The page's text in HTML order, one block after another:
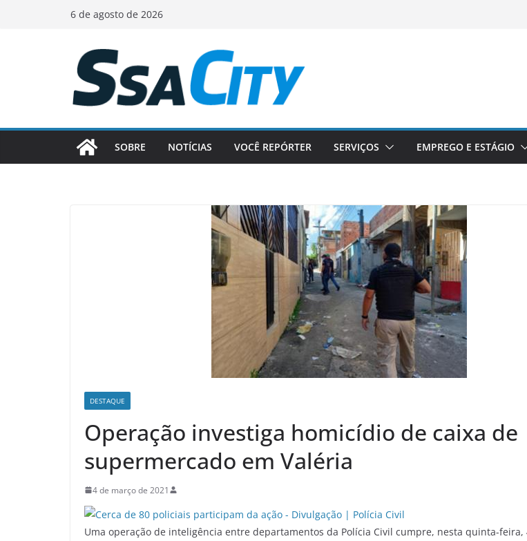
6 de agosto de 2026
SOBRE NOTÍCIAS VOCÊ REPÓRTER SERVIÇOS EMPREGO E ESTÁGIO
DESTAQUE
Operação investiga homicídio de caixa de
supermercado em Valéria
4 de março de 2021
Uma operação de inteligência entre departamentos da Polícia Civil cumpre, nesta quinta-feira,